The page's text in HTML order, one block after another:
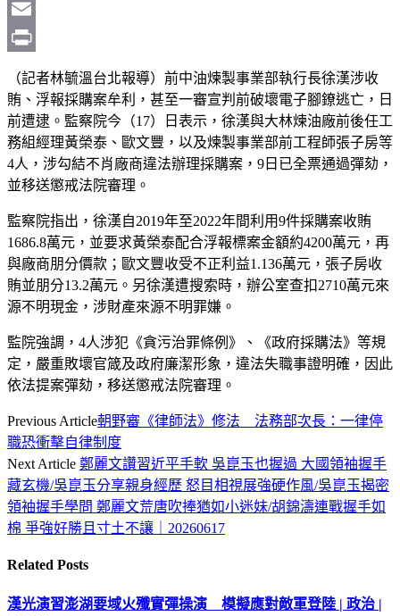
Copy
Link
Email
（記者林毓溫台北報導）前中油煉製事業部執行長徐漢涉收
賄、浮報採購案牟利，甚至一審宣判前破壞電子腳鐐逃亡，日
前遭逮。監察院今（17）日表示，徐漢與大林煉油廠前後任工
務組經理黃榮泰、歐文豐，以及煉製事業部前工程師張子房等
4人，涉勾結不肖廠商違法辦理採購案，9日已全票通過彈劾，
並移送懲戒法院審理。
監察院指出，徐漢自2019年至2022年間利用9件採購案收賄
1686.8萬元，並要求黃榮泰配合浮報標案金額約4200萬元，再
與廠商朋分價款；歐文豐收受不正利益1.136萬元，張子房收
賄並朋分13.2萬元。另徐漢遭搜索時，辦公室查扣2710萬元來
源不明現金，涉財產來源不明罪嫌。
監院強調，4人涉犯《貪污治罪條例》、《政府採購法》等規
定，嚴重敗壞官箴及政府廉潔形象，違法失職事證明確，因此
依法提案彈劾，移送懲戒法院審理。
Previous Article朝野審《律師法》修法 法務部次長：一律停
職恐衝擊自律制度
Next Article 鄭麗文讚習近平手軟 吳崑玉也握過 大國領袖握手
藏玄機/吳崑玉分享親身經歷 怒目相視展強硬作風/吳崑玉揭密
領袖握手學問 鄭麗文荒唐吹捧猶如小迷妹/胡錦濤連戰握手如
棉 爭強好勝且寸土不讓｜20260617
Related Posts
漢光演習澎湖要域火殲實彈操演 模擬應對敵軍登陸 | 政治 |